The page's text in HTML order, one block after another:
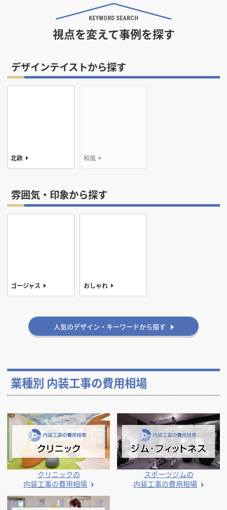
KEYWORD SEARCH
視点を変えて事例を探す
デザインテイストから探す
北欧 和風
雰囲気・印象から探す
ゴージャス おしゃれ
人気のデザイン・キーワードから探す
業種別 内装工事の費用相場